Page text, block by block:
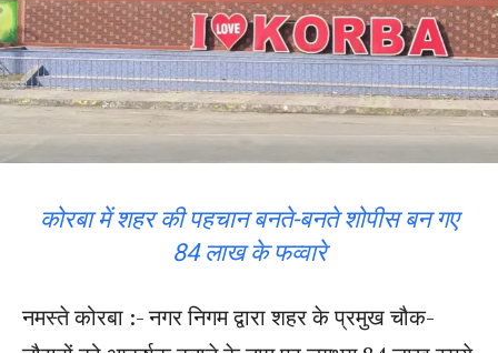
कोरबा में शहर की पहचान बनते-बनते शोपीस बन गए
84 लाख के फव्वारे
नमस्ते कोरबा :- नगर निगम द्वारा शहर के प्रमुख चौक-